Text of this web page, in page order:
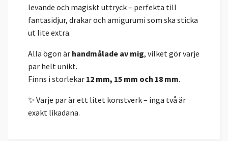
levande och magiskt uttryck – perfekta till
fantasidjur, drakar och amigurumi som ska sticka
ut lite extra.
Alla ögon är handmålade av mig, vilket gör varje
par helt unikt.
Finns i storlekar 12 mm, 15 mm och 18 mm.
✨ Varje par är ett litet konstverk – inga två är
exakt likadana.